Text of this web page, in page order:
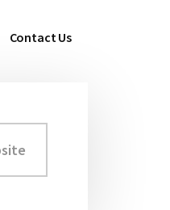
Contact Us